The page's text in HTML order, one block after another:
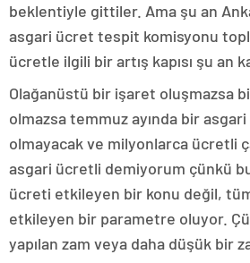
beklentiyle gittiler. Ama şu an
asgari ücret tespit komisyonu
ücretle ilgili bir artış kapısı şu an
Olağanüstü bir işaret oluşmazsa
olmazsa temmuz ayında bir asgari
olmayacak ve milyonlarca ücretli
asgari ücretli demiyorum çünkü
ücreti etkileyen bir konu değil, tüm
etkileyen bir parametre oluyor.
yapılan zam veya daha düşük bir